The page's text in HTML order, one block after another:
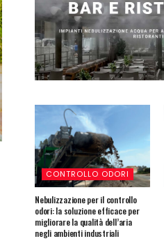
CONTROLLO ODORI
Nebulizzazione per il controllo
odori: la soluzione efficace per
migliorare la qualità dell’aria
negli ambienti industriali